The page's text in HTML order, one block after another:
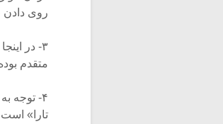
روی دادن
۳- در
متقدم
تارا»